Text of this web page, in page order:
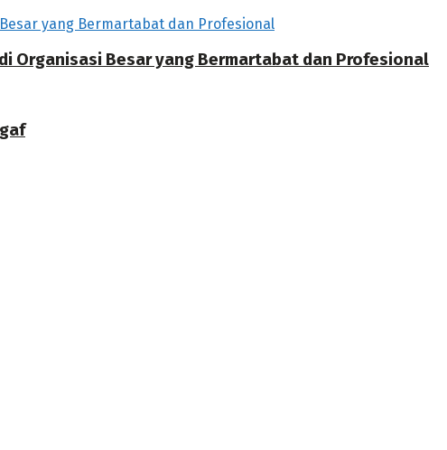
Organisasi Besar yang Bermartabat dan Profesional